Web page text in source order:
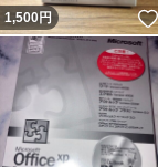
1,500円